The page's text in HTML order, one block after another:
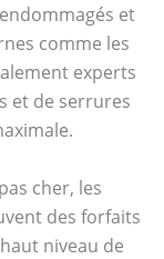
et
comme les
experts
et de serrures
cher, les
des forfaits
niveau de